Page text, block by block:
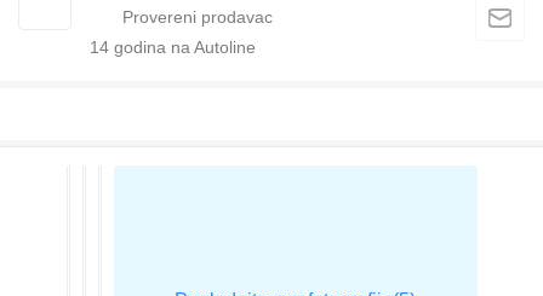
14 godina na Autoline